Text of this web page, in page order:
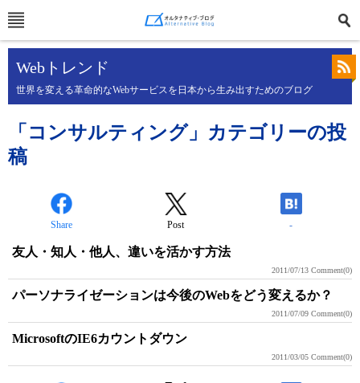
Webトレンド
世界を変える革命的なWebサービスを日本から生み出すためのブログ
「コンサルティング」カテゴリーの投
稿
Share Post -
友人・知人・他人、違いを活かす方法
2011/07/13 Comment(0)
パーソナライゼーションは今後のWebをどう変えるか？
2011/07/09 Comment(0)
MicrosoftのIE6カウントダウン
2011/03/05 Comment(0)